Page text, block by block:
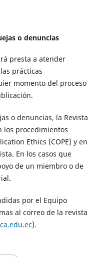
o denuncias
presta a atender
prácticas
momento del proceso
o denuncias, la Revista
los procedimientos
Ethics (COPE) y en
En los casos que
de un miembro o de
por el Equipo
al correo de la revista
).